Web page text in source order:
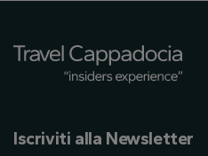
Iscriviti alla Newsletter